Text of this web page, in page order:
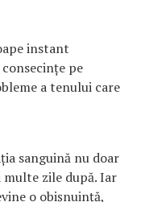
instant
pe
a tenului care
sanguină nu doar
zile după. Iar
o obișnuință,